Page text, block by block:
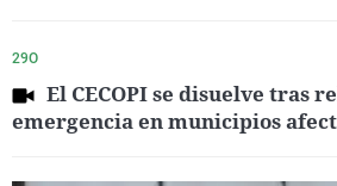
29O
El CECOPI se disuelve tras
emergencia en municipios